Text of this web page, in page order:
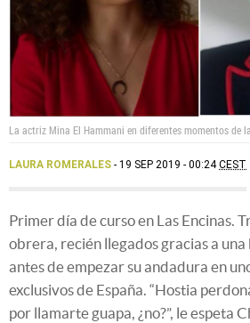
La actriz Mina El Hammani en diferentes momentos de
LAURA ROMERALES 19 SEP 2019 - 00:24CEST
Primer día de curso en Las Encinas.
obrera, recién llegados gracias a una
antes de empezar su andadura en
exclusivos de España. “Hostia
por llamarte guapa, ¿no?”, le espeta